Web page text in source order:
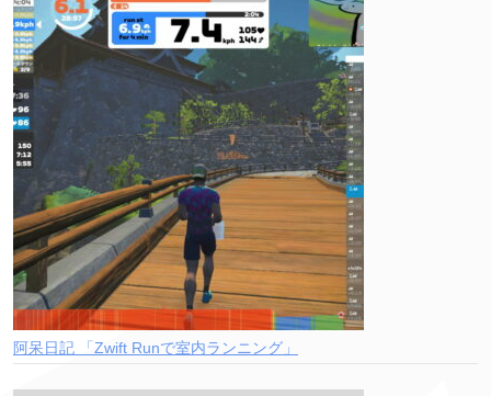
阿呆日記 「Zwift Runで室内ランニング」